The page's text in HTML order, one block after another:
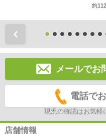
約
メールでお
電話で
現況の確認はお気軽
店舗情報